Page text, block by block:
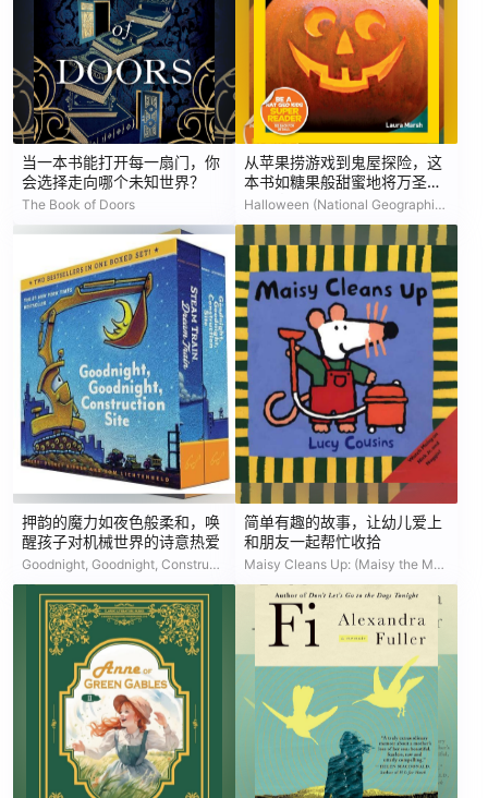
当一本书能打开每一扇门，你
会选择走向哪个未知世界？
The Book of Doors
从苹果捞游戏到鬼屋探险，这
本书如糖果般甜蜜地将万圣节
的秘密一一揭开
Halloween (National Geographic Readers)
押韵的魔力如夜色般柔和，唤
醒孩子对机械世界的诗意热爱
Goodnight, Goodnight, Construction Site / Steam Train, Dream Train
简单有趣的故事，让幼儿爱上
和朋友一起帮忙收拾
Maisy Cleans Up: (Maisy the Mouse's Cleaning Adventure - A Picture Book on Helping & Friendship for Toddlers, Preschoolers, and Kids Ages 3-7)